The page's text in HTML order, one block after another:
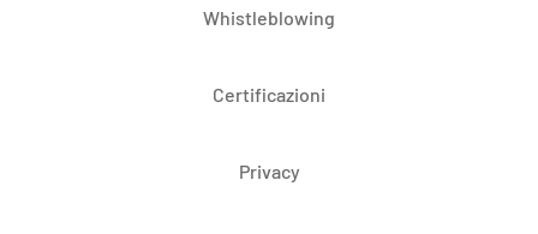
Whistleblowing
Certificazioni
Privacy